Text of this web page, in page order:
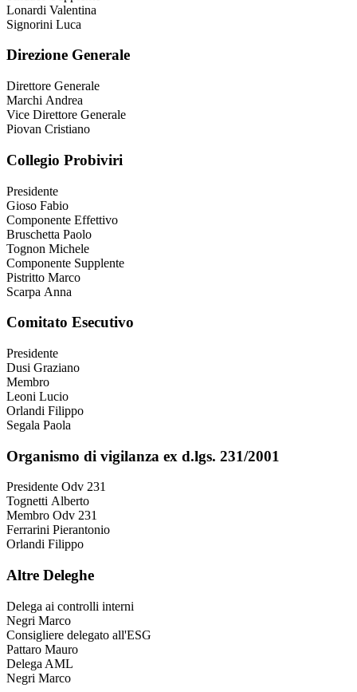
Lonardi Valentina
Signorini Luca
Direzione Generale
Direttore Generale
Marchi Andrea
Vice Direttore Generale
Piovan Cristiano
Collegio Probiviri
Presidente
Gioso Fabio
Componente Effettivo
Bruschetta Paolo
Tognon Michele
Componente Supplente
Pistritto Marco
Scarpa Anna
Comitato Esecutivo
Presidente
Dusi Graziano
Membro
Leoni Lucio
Orlandi Filippo
Segala Paola
Organismo di vigilanza ex d.lgs. 231/2001
Presidente Odv 231
Tognetti Alberto
Membro Odv 231
Ferrarini Pierantonio
Orlandi Filippo
Altre Deleghe
Delega ai controlli interni
Negri Marco
Consigliere delegato all'ESG
Pattaro Mauro
Delega AML
Negri Marco